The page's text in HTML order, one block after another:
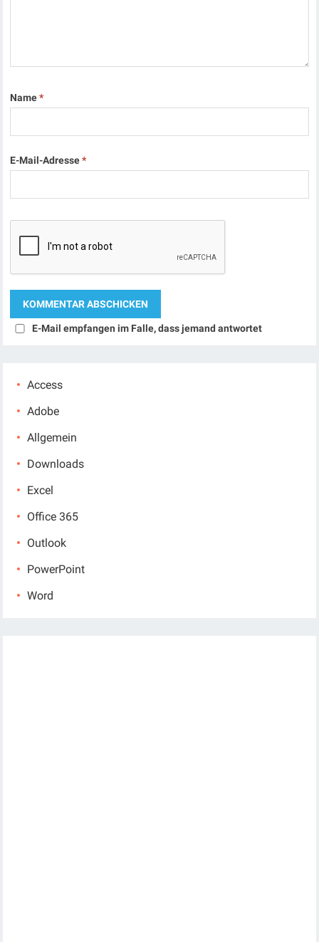
Name*
E-Mail-Adresse*
E-Mail empfangen im Falle, dass jemand antwortet
Access
Adobe
Allgemein
Downloads
Excel
Office 365
Outlook
PowerPoint
Word